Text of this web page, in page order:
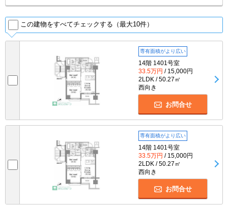
この建物をすべてチェックする（最大10件）
専有面積がより広い
14階 1401号室
33.5万円 / 15,000円
2LDK / 50.27㎡
西向き
お問合せ
専有面積がより広い
14階 1401号室
33.5万円 / 15,000円
2LDK / 50.27㎡
西向き
お問合せ